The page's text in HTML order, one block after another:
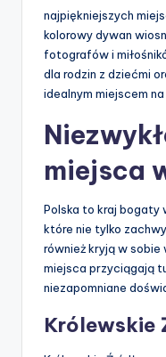
najpiękniejszych
kolorowy dywan
fotografów i
dla rodzin z dziećmi
idealnym miejscem
miejsca
Polska to kraj bogaty
które nie tylko
również kryją w sobie
miejsca przyciągają
niezapomniane
Królewskie